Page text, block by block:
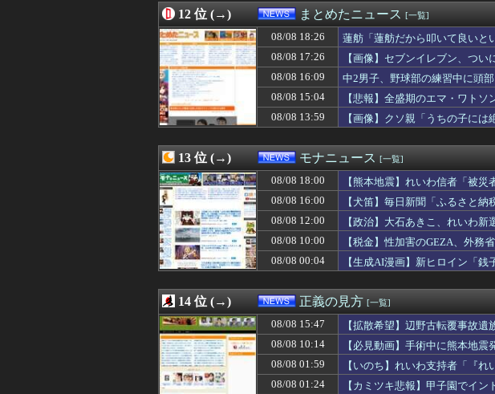
08/08 14:12
【物議】沖縄の大型パーク「ジャングリア」
08/08 14:10
【琵琶湖三市同時花火大会】花火大会は本
08/08 14:10
習近平政権｢日本に行くな｣国民「はい」→ス
08/08 14:09
国家予算が枯渇したロシアが山賊の真似事を
08/08 14:07
【ニュース】 広島記念公園を追い出された
08/08 14:03
【琵琶湖三市同時花火大会】花火大会は本
08/08 14:00
【保守層ばかりを忖度】高市首相 内閣支持率
08/08 14:00
「水道温いね」←これにお前らなんて答える
08/08 14:00
【早稲田】“無銭飲食”複数の早大生が関与か
08/08 13:59
【画像】クソ親「うちの子には絶対にゲーム
08/08 13:55
中国SNS「アニメの世界が現実に」日本の高
08/08 13:42
9連休で良い
08/08 13:40
中国人の子供が溺れ、周りに助けを乞う父親
08/08 13:40
こんなんで支持されると思ってんの？ 〜
08/08 13:39
【朗報】日本のおじいちゃん・おばあちゃん
08/08 13:38
【悲報】小野田紀美大臣「外国人が予想以上
08/08 13:29
参政党、福岡県議選に30人擁立方針 神谷代
08/08 13:23
ショートスリーパー堀大輔、涙を流す
08/08 13:20
文科省が女性専用の研究者支援制度を導入、
08/08 13:17
【えｗ】韓国サッカー協会が外国人審判を性
08/08 13:12
【悲報】テレビ業界、ガチで逝く・・・・
08/08 13:10
ドイツ空港のウクライナ輸送機に自爆ドロ
08/08 13:10
【速報】日本赤十字社、韓国に超希少血液
08/08 13:03
【悲報】結婚式の衣装合わせに向かった夫
08/08 13:00
【朗報】ヒカキンなんと「実質200万円以上
08/08 13:00
西川貴教アニキ、ミュージックステーション
12 位 (→) まとめたニュース [一覧]
08/08 18:26
蓮舫「蓮舫だから叩いて良いと
08/08 17:26
【画像】セブンイレブン、つい
08/08 16:09
中2男子、野球部の練習中に頭
08/08 15:04
【悲報】全盛期のエマ・ワト
08/08 13:59
【画像】クソ親「うちの子に
13 位 (→) モナニュース [一覧]
08/08 18:00
【熊本地震】れいわ信者「被
でるカルト信者を近づけないよ
08/08 16:00
【犬笛】毎日新聞「ふるさと
理構造を立てた結果その思考に
08/08 12:00
【政治】大石あきこ、れいわ
08/08 10:00
【税金】性加害のGEZA、外
に群がってたの？」「右手で補
08/08 00:04 【生成AI漫画】新ヒロイン「
14 位 (→) 正義の見方 [一覧]
08/08 15:47
【拡散希望】辺野古転覆事故
ち上げも準備
08/08 10:14
【必見動画】手術中に熊本地
08/08 01:59
【いのち】れいわ支持者「『
→かわりにピッタリの名称が爆
08/08 01:24
【カミツキ悲報】甲子園でイ